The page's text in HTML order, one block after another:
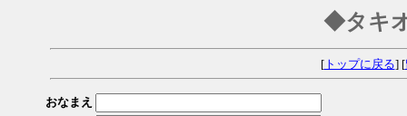
◆タキ
[トップに戻る] [
おなまえ